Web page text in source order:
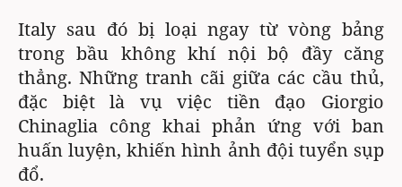
Italy sau đó bị loại ngay từ vòng bảng
trong bầu không khí nội bộ đầy căng
thẳng. Những tranh cãi giữa các cầu thủ,
đặc biệt là vụ việc tiền đạo Giorgio
Chinaglia công khai phản ứng với ban
huấn luyện, khiến hình ảnh đội tuyển sụp
đổ.